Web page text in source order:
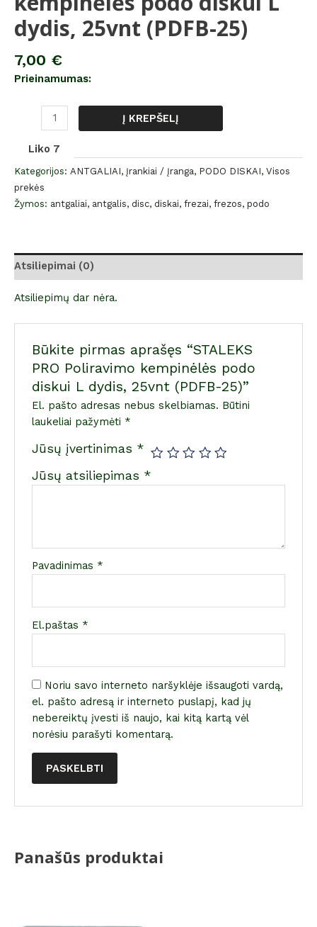
dydis, 25vnt (PDFB-25)
7,00 €
Prieinamumas:
Į KREPŠELĮ
Liko 7
Kategorijos: ANTGALIAI, Įrankiai / Įranga, PODO DISKAI, Visos
prekės
Žymos: antgaliai, antgalis, disc, diskai, frezai, frezos, podo
Atsiliepimai (0)
Atsiliepimų dar nėra.
Būkite pirmas aprašęs “STALEKS
PRO Poliravimo kempinėlės podo
diskui L dydis, 25vnt (PDFB-25)”
El. pašto adresas nebus skelbiamas. Būtini
laukeliai pažymėti *
Jūsų įvertinimas *
Jūsų atsiliepimas *
Pavadinimas *
El.paštas *
Noriu savo interneto naršyklėje išsaugoti vardą,
el. pašto adresą ir interneto puslapį, kad jų
nebereiktų įvesti iš naujo, kai kitą kartą vėl
norėsiu parašyti komentarą.
Panašūs produktai